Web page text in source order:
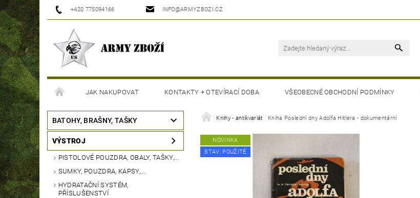
+420 775094166 INFO@ARMYZBOZI.CZ
JAK NAKUPOVAT KONTAKTY + OTEVÍRACÍ DOBA VŠEOBECNÉ OBCHODNÍ PODMÍNKY
MOJE OBJEDNÁVKA
BATOHY, BRAŠNY, TAŠKY
VÝSTROJ
PISTOLOVÉ POUZDRA, OBALY, TAŠKY,...
SUMKY, POUZDRA, KAPSY,...
HYDRATAČNÍ SYSTÉM,
PŘÍSLUŠENSTVÍ
Knihy - antikvariát Kniha Poslední dny Adolfa Hitlera - dokumentární
NOVINKA
STAV: POUŽITÉ